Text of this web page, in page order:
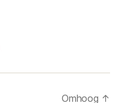
Omhoog ↑